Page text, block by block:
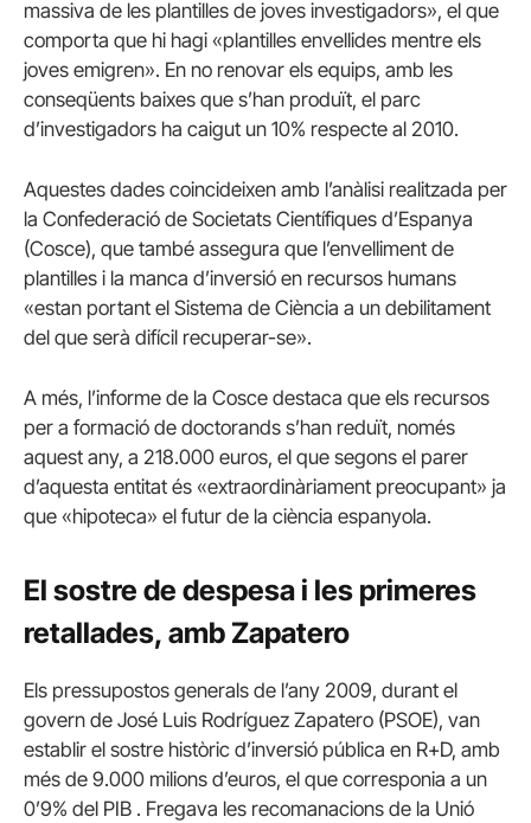
massiva de les plantilles de joves investigadors», el que
comporta que hi hagi «plantilles envellides mentre els
joves emigren». En no renovar els equips, amb les
conseqüents baixes que s’han produït, el parc
d’investigadors ha caigut un 10% respecte al 2010.
Aquestes dades coincideixen amb l’anàlisi realitzada per
la Confederació de Societats Científiques d’Espanya
(Cosce), que també assegura que l’envelliment de
plantilles i la manca d’inversió en recursos humans
«estan portant el Sistema de Ciència a un debilitament
del que serà difícil recuperar-se».
A més, l’informe de la Cosce destaca que els recursos
per a formació de doctorands s’han reduït, només
aquest any, a 218.000 euros, el que segons el parer
d’aquesta entitat és «extraordinàriament preocupant» ja
que «hipoteca» el futur de la ciència espanyola.
El sostre de despesa i les primeres
retallades, amb Zapatero
Els pressupostos generals de l’any 2009, durant el
govern de José Luis Rodríguez Zapatero (PSOE), van
establir el sostre històric d’inversió pública en R+D, amb
més de 9.000 milions d’euros, el que corresponia a un
0’9% del PIB . Fregava les recomanacions de la Unió